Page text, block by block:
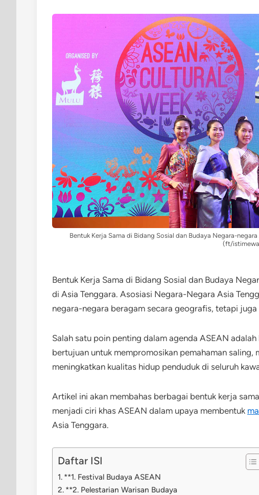
Bentuk Kerja Sama di Bidang Sosial dan Budaya Negara-
(ft/
Bentuk Kerja Sama di Bidang Sosial dan Budaya
di Asia Tenggara. Asosiasi Negara-Negara Asia
negara-negara beragam secara geografis, tetapi
Salah satu poin penting dalam agenda ASEAN
bertujuan untuk mempromosikan pemahaman saling,
meningkatkan kualitas hidup penduduk di seluruh
Artikel ini akan membahas berbagai bentuk kerja
menjadi ciri khas ASEAN dalam upaya membentuk
Asia Tenggara.
Daftar ISI
**1. Festival Budaya ASEAN
**2. Pelestarian Warisan Budaya